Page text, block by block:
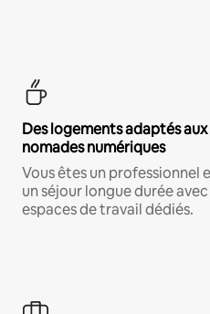
Des logements adaptés
nomades numériques
Vous êtes un professionnel
un séjour longue durée
espaces de travail dédiés.